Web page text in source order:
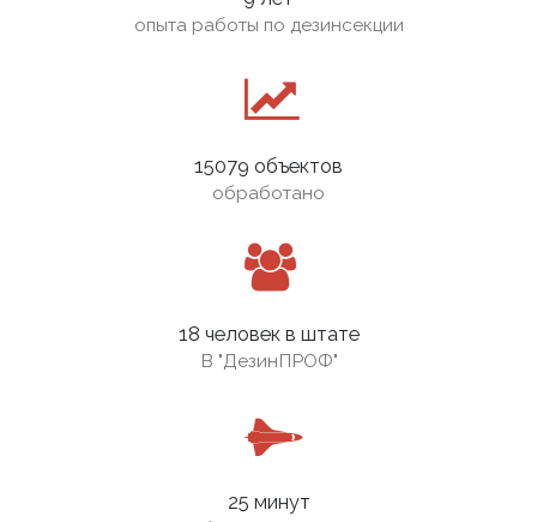
опыта работы по дезинсекции
15079 объектов
обработано
18 человек в штате
В "ДезинПРОФ"
25 минут